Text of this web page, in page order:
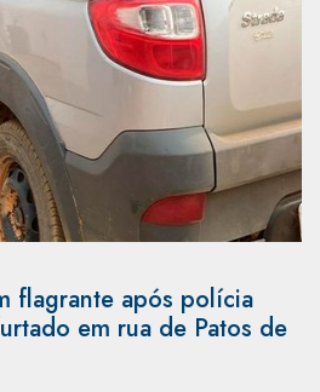
flagrante após polícia
em rua de Patos de